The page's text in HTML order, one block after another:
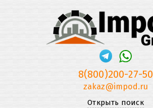
8(800)200-27-50
zakaz@impod.ru
Открыть поиск